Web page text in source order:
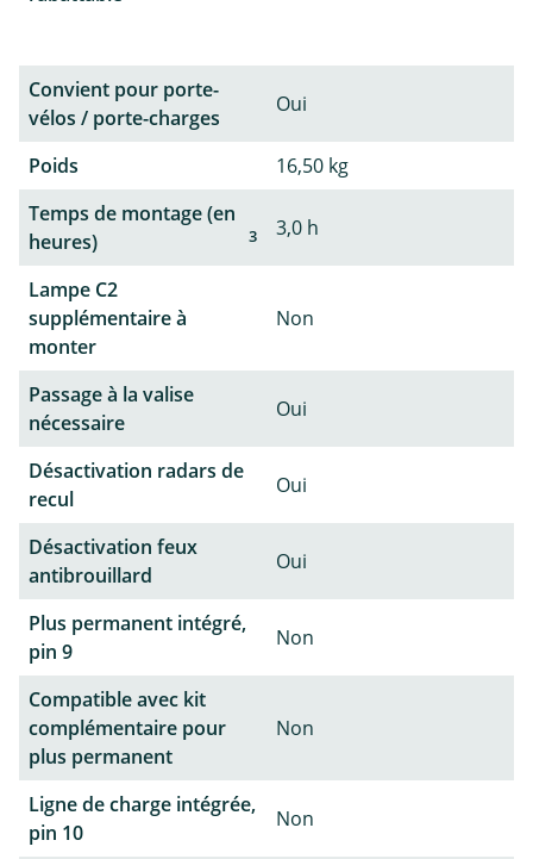
Convient pour porte-
vélos / porte-charges
Oui
Poids
16,50 kg
Temps de montage (en
heures)
3 3,0 h
Lampe C2
supplémentaire à
monter
Non
Passage à la valise
nécessaire
Oui
Désactivation radars de
recul
Oui
Désactivation feux
antibrouillard
Oui
Plus permanent intégré,
pin 9
Non
Compatible avec kit
complémentaire pour
plus permanent
Non
Ligne de charge intégrée,
pin 10
Non